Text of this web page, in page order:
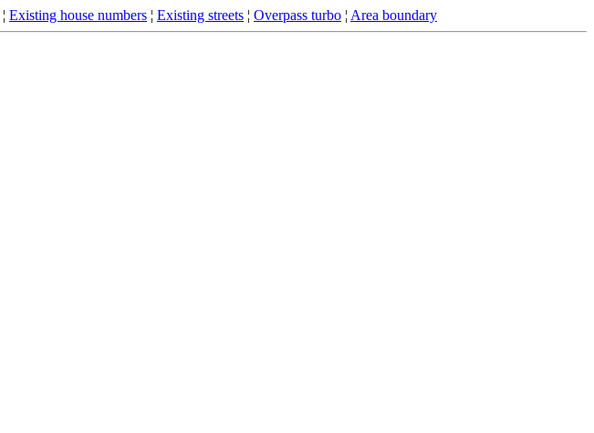
¦ Existing house numbers ¦ Existing streets ¦ Overpass turbo ¦ Area boundary